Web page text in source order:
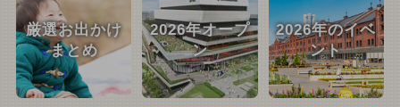
厳選お出かけ
まとめ
2026年オープ
ン
2026年のイベ
ント